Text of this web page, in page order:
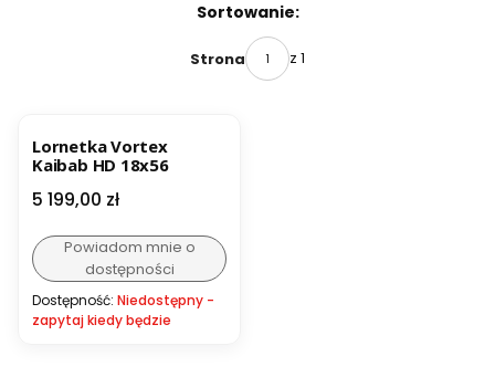
Sortowanie:
Strona z 1
Lornetka Vortex
Kaibab HD 18x56
Cena
5 199,00 zł
Powiadom mnie o
dostępności
Dostępność: Niedostępny -
zapytaj kiedy będzie